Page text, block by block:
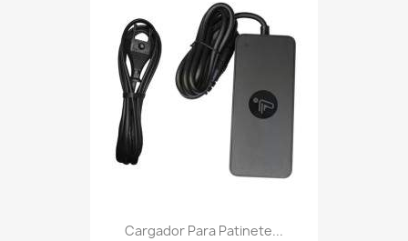
Cargador Para Patinete...